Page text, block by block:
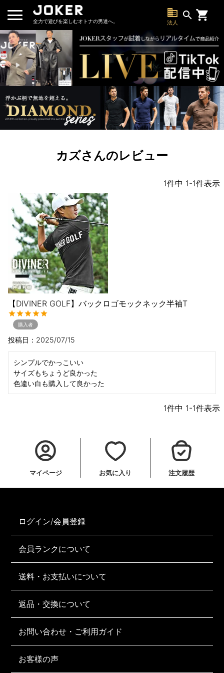
全力で遊びを楽しむオトナの男達へ。
business
法人
search
カズさんのレビュー
1件中 1-1件表示
【DIVINER GOLF】バックロゴモックネック半袖T
購入者
投稿日 2025/07/15
シンプルでかっこいい
サイズもちょうど良かった
色違い白も購入して良かった
1件中 1-1件表示
マイページ お気に入り 注文履歴
ログイン/会員登録
会員ランクについて
送料・お支払いについて
返品・交換について
お問い合わせ・ご利用ガイド
お客様の声